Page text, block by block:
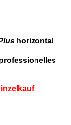
horizontal